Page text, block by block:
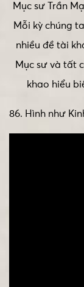
Mục sư Trần
Mỗi kỳ chúng
nhiều đề tài
Mục sư và tất
khao hiểu
86. Hình như